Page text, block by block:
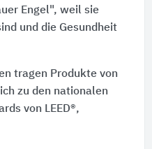
Engel", weil sie
und die Gesundheit
tragen Produkte von
zu den nationalen
von LEED®,